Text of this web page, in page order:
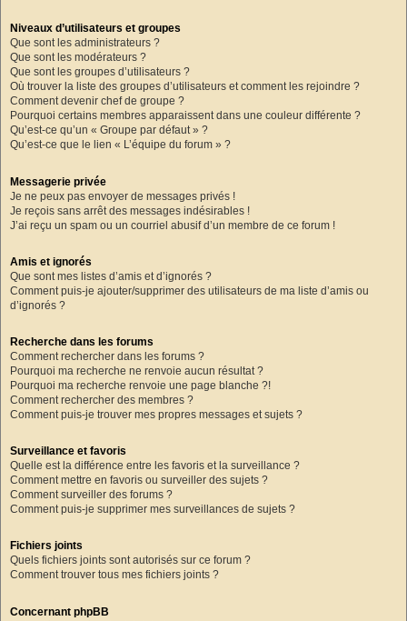
Niveaux d’utilisateurs et groupes
Que sont les administrateurs ?
Que sont les modérateurs ?
Que sont les groupes d’utilisateurs ?
Où trouver la liste des groupes d’utilisateurs et comment les rejoindre ?
Comment devenir chef de groupe ?
Pourquoi certains membres apparaissent dans une couleur différente ?
Qu’est-ce qu’un « Groupe par défaut » ?
Qu’est-ce que le lien « L’équipe du forum » ?
Messagerie privée
Je ne peux pas envoyer de messages privés !
Je reçois sans arrêt des messages indésirables !
J’ai reçu un spam ou un courriel abusif d’un membre de ce forum !
Amis et ignorés
Que sont mes listes d’amis et d’ignorés ?
Comment puis-je ajouter/supprimer des utilisateurs de ma liste d’amis ou
d’ignorés ?
Recherche dans les forums
Comment rechercher dans les forums ?
Pourquoi ma recherche ne renvoie aucun résultat ?
Pourquoi ma recherche renvoie une page blanche ?!
Comment rechercher des membres ?
Comment puis-je trouver mes propres messages et sujets ?
Surveillance et favoris
Quelle est la différence entre les favoris et la surveillance ?
Comment mettre en favoris ou surveiller des sujets ?
Comment surveiller des forums ?
Comment puis-je supprimer mes surveillances de sujets ?
Fichiers joints
Quels fichiers joints sont autorisés sur ce forum ?
Comment trouver tous mes fichiers joints ?
Concernant phpBB